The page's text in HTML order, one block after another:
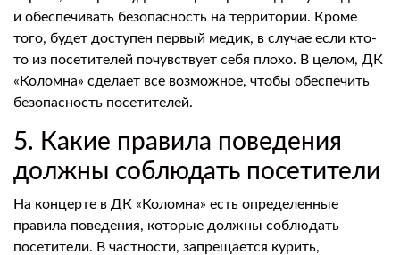
и обеспечивать безопасность на территории. Кроме
того, будет доступен первый медик, в случае если кто-
то из посетителей почувствует себя плохо. В целом, ДК
«Коломна» сделает все возможное, чтобы обеспечить
безопасность посетителей.
5. Какие правила поведения
должны соблюдать посетители
На концерте в ДК «Коломна» есть определенные
правила поведения, которые должны соблюдать
посетители. В частности, запрещается курить,